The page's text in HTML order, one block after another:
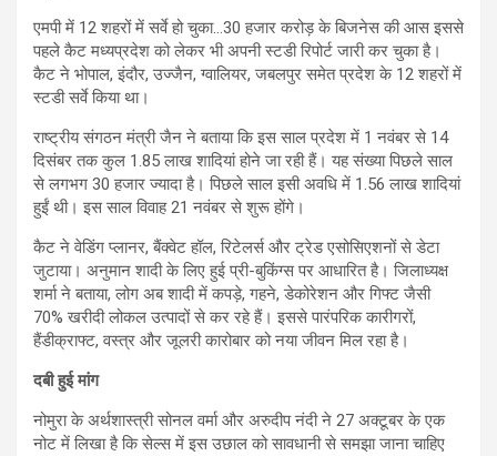
एमपी में 12 शहरों में सर्वे हो चुका…30 हजार करोड़ के बिजनेस की आस इससे
पहले कैट मध्यप्रदेश को लेकर भी अपनी स्टडी रिपोर्ट जारी कर चुका है।
कैट ने भोपाल, इंदौर, उज्जैन, ग्वालियर, जबलपुर समेत प्रदेश के 12 शहरों में
स्टडी सर्वे किया था।
राष्ट्रीय संगठन मंत्री जैन ने बताया कि इस साल प्रदेश में 1 नवंबर से 14
दिसंबर तक कुल 1.85 लाख शादियां होने जा रही हैं। यह संख्या पिछले साल
से लगभग 30 हजार ज्यादा है। पिछले साल इसी अवधि में 1.56 लाख शादियां
हुईं थी। इस साल विवाह 21 नवंबर से शुरू होंगे।
कैट ने वेडिंग प्लानर, बैंक्वेट हॉल, रिटेलर्स और ट्रेड एसोसिएशनों से डेटा
जुटाया। अनुमान शादी के लिए हुई प्री-बुकिंग्स पर आधारित है। जिलाध्यक्ष
शर्मा ने बताया, लोग अब शादी में कपड़े, गहने, डेकोरेशन और गिफ्ट जैसी
70% खरीदी लोकल उत्पादों से कर रहे हैं। इससे पारंपरिक कारीगरों,
हैंडीक्राफ्ट, वस्त्र और जूलरी कारोबार को नया जीवन मिल रहा है।
दबी हुई मांग
नोमुरा के अर्थशास्त्री सोनल वर्मा और अरुदीप नंदी ने 27 अक्टूबर के एक
नोट में लिखा है कि सेल्स में इस उछाल को सावधानी से समझा जाना चाहिए